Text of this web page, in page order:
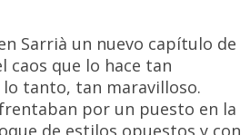
Sarrià un nuevo capítulo de
caos que lo hace tan
tanto, tan maravilloso.
por un puesto en la
de estilos opuestos y con